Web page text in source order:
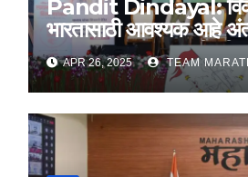
Pandit Dindayal:
भारतासाठी आवश्यक आहे
तत्वज्ञान – राज्यपाल सी. पी.
APR 26, 2025 TEAM